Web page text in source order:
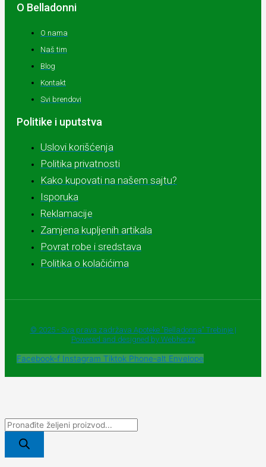
O Belladonni
O nama
Naš tim
Blog
Kontakt
Svi brendovi
Politike i uputstva
Uslovi korišćenja
Politika privatnosti
Kako kupovati na našem sajtu?
Isporuka
Reklamacije
Zamjena kupljenih artikala
Povrat robe i sredstava
Politika o kolačićima
© 2025 - Sva prava zadržava Apoteke "Belladonna" Trebinje |
Powered and designed by Webherzz
Facebook-f Instagram Tiktok Phone-alt Envelope